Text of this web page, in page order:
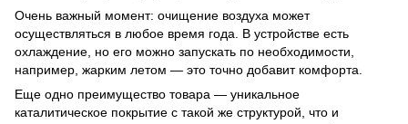
Очень важный момент: очищение воздуха может
осуществляться в любое время года. В устройстве есть
охлаждение, но его можно запускать по необходимости,
например, жарким летом — это точно добавит комфорта.
Еще одно преимущество товара — уникальное
каталитическое покрытие с такой же структурой, что и